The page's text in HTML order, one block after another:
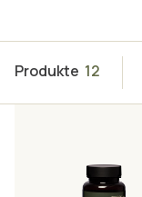
Produkte 12